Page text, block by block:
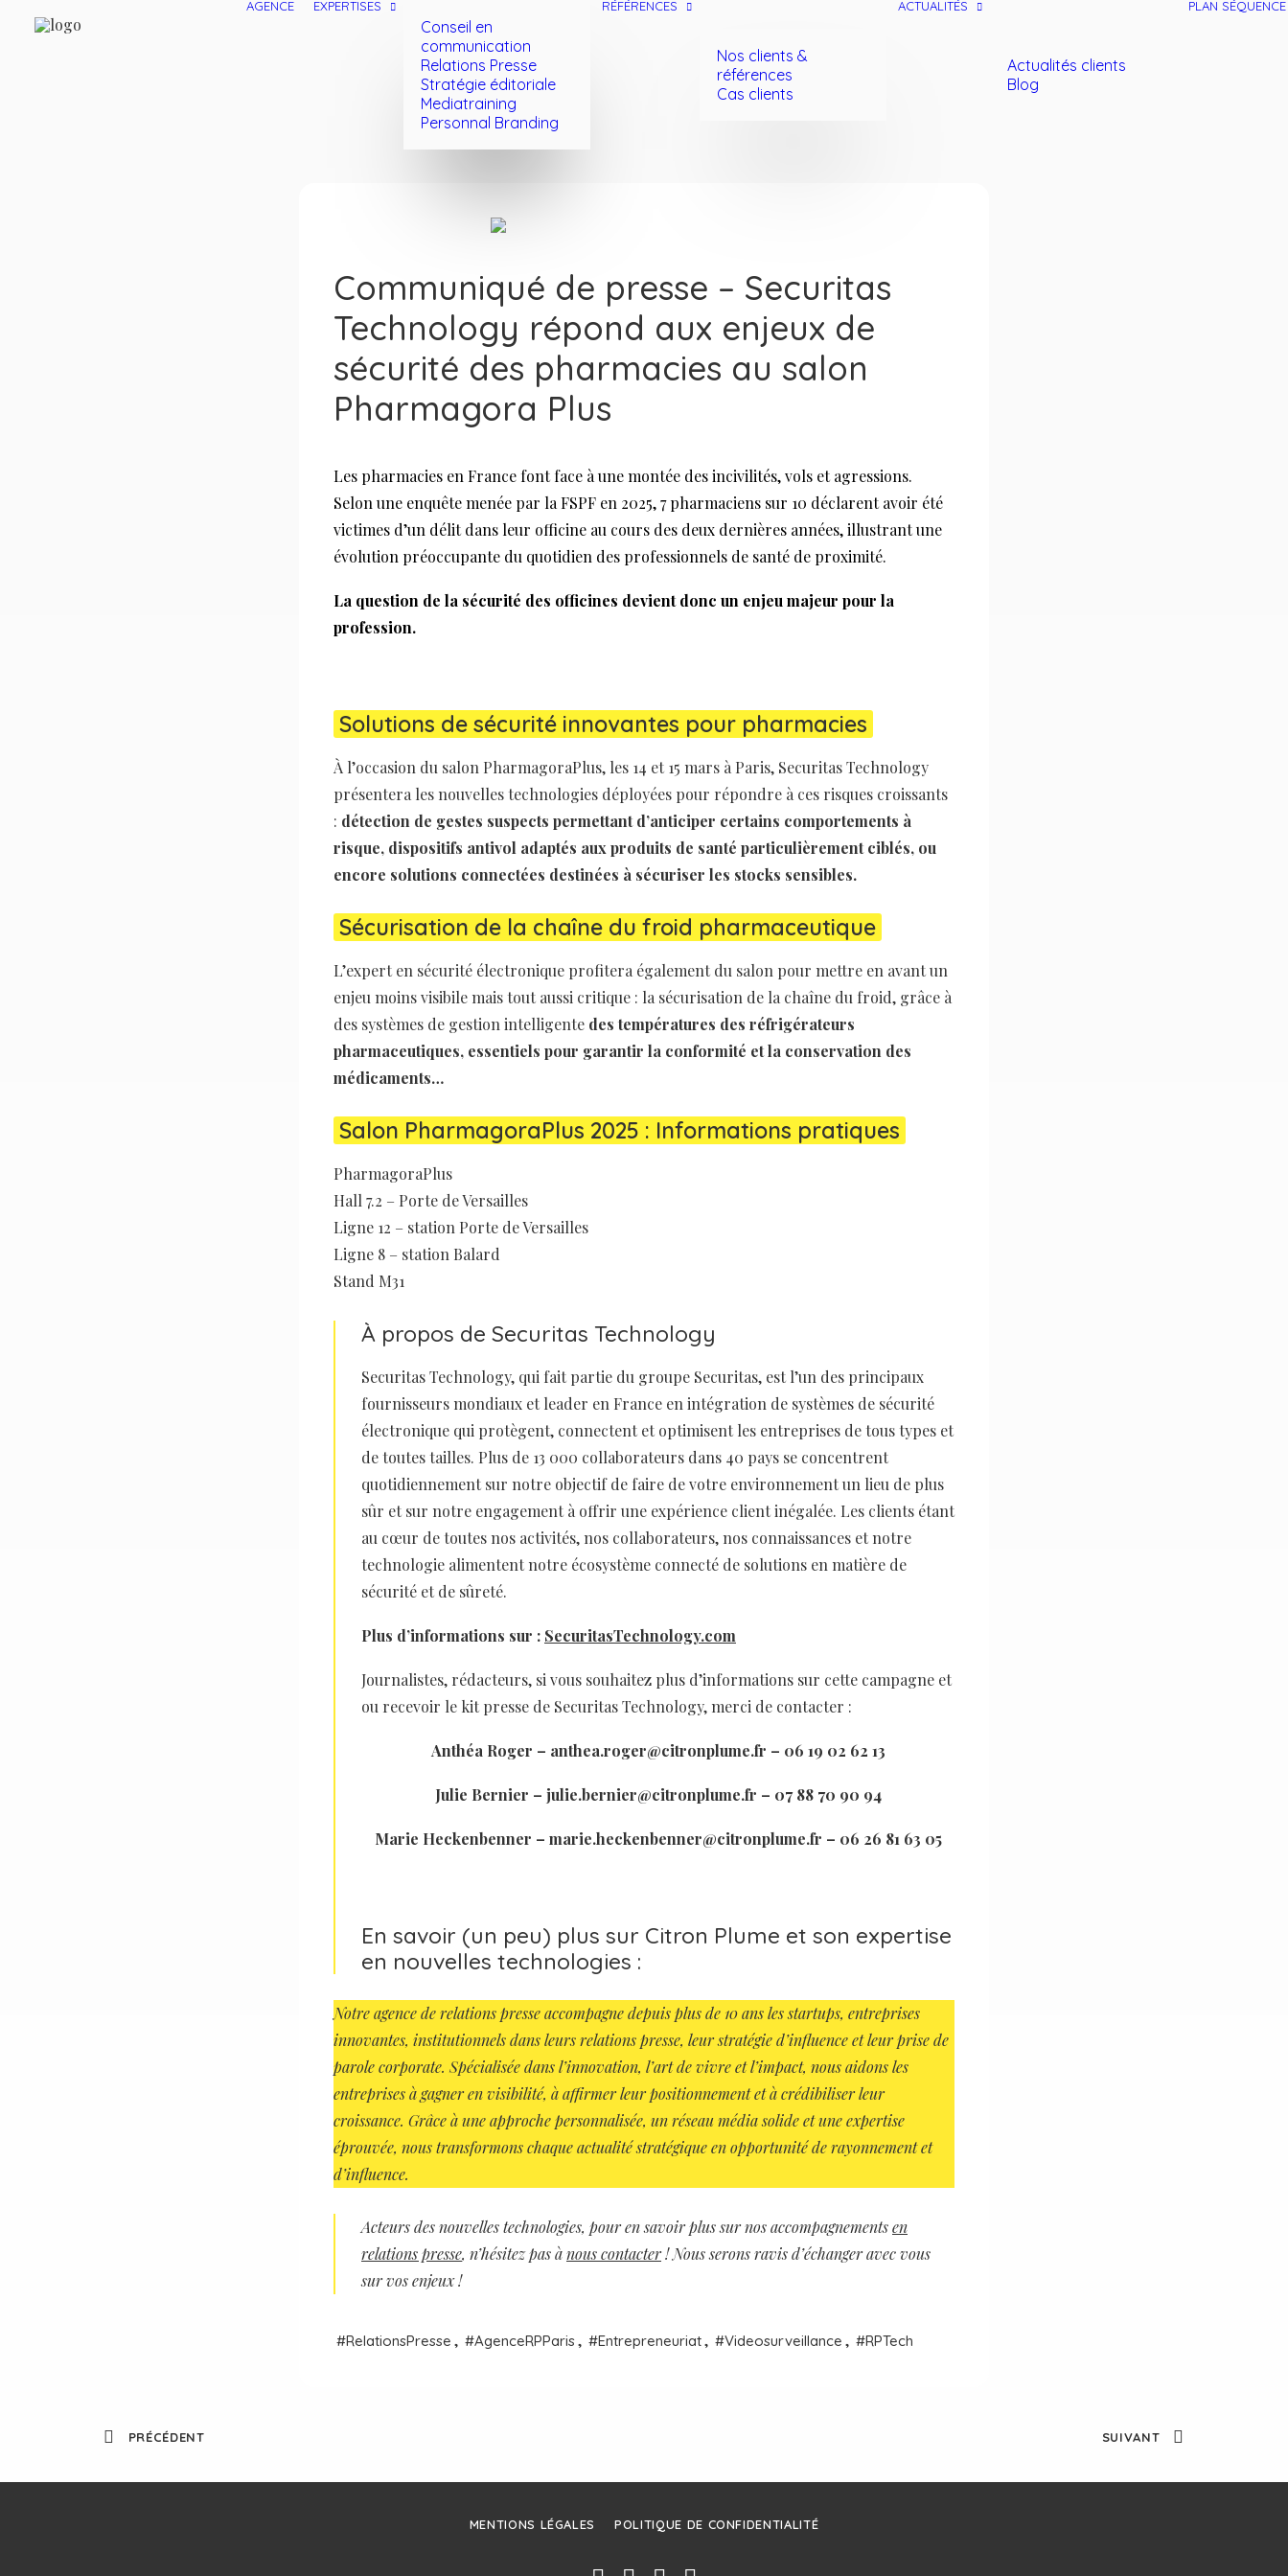
AGENCE EXPERTISES
Conseil en
communication
Relations Presse
Stratégie éditoriale
Mediatraining
Personnal Branding
RÉFÉRENCES
Nos clients &
références
Cas clients
ACTUALITÉS
Actualités clients
Blog
PLAN SÉQUENCE
Communiqué de presse – Securitas
Technology répond aux enjeux de
sécurité des pharmacies au salon
Pharmagora Plus
Les pharmacies en France font face à une montée des incivilités, vols et agressions.
Selon une enquête menée par la FSPF en 2025, 7 pharmaciens sur 10 déclarent avoir été
victimes d’un délit dans leur officine au cours des deux dernières années, illustrant une
évolution préoccupante du quotidien des professionnels de santé de proximité.
La question de la sécurité des officines devient donc un enjeu majeur pour la
profession.
Solutions de sécurité innovantes pour pharmacies
À l’occasion du salon PharmagoraPlus, les 14 et 15 mars à Paris, Securitas Technology
présentera les nouvelles technologies déployées pour répondre à ces risques croissants
: détection de gestes suspects permettant d’anticiper certains comportements à
risque, dispositifs antivol adaptés aux produits de santé particulièrement ciblés, ou
encore solutions connectées destinées à sécuriser les stocks sensibles.
Sécurisation de la chaîne du froid pharmaceutique
L’expert en sécurité électronique profitera également du salon pour mettre en avant un
enjeu moins visibile mais tout aussi critique : la sécurisation de la chaîne du froid, grâce à
des systèmes de gestion intelligente des températures des réfrigérateurs
pharmaceutiques, essentiels pour garantir la conformité et la conservation des
médicaments…
Salon PharmagoraPlus 2025 : Informations pratiques
PharmagoraPlus
Hall 7.2 – Porte de Versailles
Ligne 12 – station Porte de Versailles
Ligne 8 – station Balard
Stand M31
À propos de Securitas Technology
Securitas Technology, qui fait partie du groupe Securitas, est l’un des principaux
fournisseurs mondiaux et leader en France en intégration de systèmes de sécurité
électronique qui protègent, connectent et optimisent les entreprises de tous types et
de toutes tailles. Plus de 13 000 collaborateurs dans 40 pays se concentrent
quotidiennement sur notre objectif de faire de votre environnement un lieu de plus
sûr et sur notre engagement à offrir une expérience client inégalée. Les clients étant
au cœur de toutes nos activités, nos collaborateurs, nos connaissances et notre
technologie alimentent notre écosystème connecté de solutions en matière de
sécurité et de sûreté.
Plus d’informations sur : SecuritasTechnology.com
Journalistes, rédacteurs, si vous souhaitez plus d’informations sur cette campagne et
ou recevoir le kit presse de Securitas Technology, merci de contacter :
Anthéa Roger – anthea.roger@citronplume.fr – 06 19 02 62 13
Julie Bernier – julie.bernier@citronplume.fr – 07 88 70 90 94
Marie Heckenbenner – marie.heckenbenner@citronplume.fr – 06 26 81 63 05
En savoir (un peu) plus sur Citron Plume et son expertise
en nouvelles technologies :
Notre agence de relations presse accompagne depuis plus de 10 ans les startups, entreprises
innovantes, institutionnels dans leurs relations presse, leur stratégie d’influence et leur prise de
parole corporate. Spécialisée dans l’innovation, l’art de vivre et l’impact, nous aidons les
entreprises à gagner en visibilité, à affirmer leur positionnement et à crédibiliser leur
croissance. Grâce à une approche personnalisée, un réseau média solide et une expertise
éprouvée, nous transformons chaque actualité stratégique en opportunité de rayonnement et
d’influence.
Acteursdes nouvelles technologies, pour en savoir plus sur nos accompagnementsen
relations presse, n’hésitez pas ànous contacter! Nous serons ravis d’échanger avec vous
sur vos enjeux !
RelationsPresse , AgenceRPParis, Entrepreneuriat, Videosurveillance , RPTech
PRÉCÉDENT SUIVANT
MENTIONS LÉGALES POLITIQUE DE CONFIDENTIALITÉ